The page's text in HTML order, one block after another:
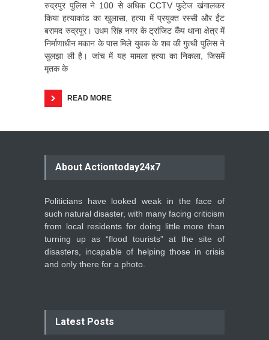
रुद्रपुर पुलिस ने 100 से अधिक CCTV फुटेज खंगालकर
किया हत्याकांड का खुलासा, हत्या में प्रयुक्त रस्सी और ईंट
बरामद रुद्रपुर। उधम सिंह नगर के ट्रांजिट कैंप थाना क्षेत्र में
निर्माणाधीन मकान के पास मिले युवक के शव की गुत्थी पुलिस ने
सुलझा ली है। जांच में यह मामला हत्या का निकला, जिसमें
मृतक के
READ MORE
About Actiontoday24x7
Politicians have looked weak in the face of
such natural disaster, with many facing criticism
from local residents for doing little more than
turning up as “flood tourists” at the site of
disasters, incapable of helping those in crisis
and only there for a photo.
Latest Posts